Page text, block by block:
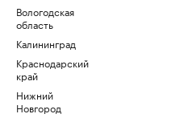
Вологодская
область
Калининград
Краснодарский
край
Нижний
Новгород